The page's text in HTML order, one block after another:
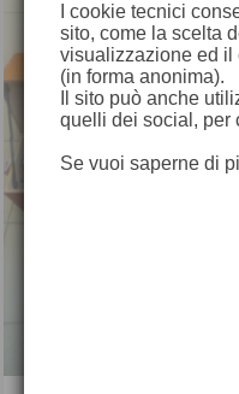
I cookie tecnici
sito, come la scelta
visualizzazione ed il
(in forma anonima).
Il sito può anche
quelli dei social, per
Se vuoi saperne di